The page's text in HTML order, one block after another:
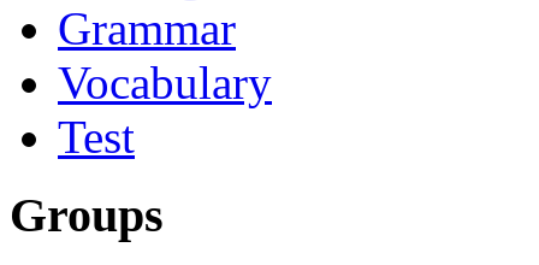
Grammar
Vocabulary
Test
Groups